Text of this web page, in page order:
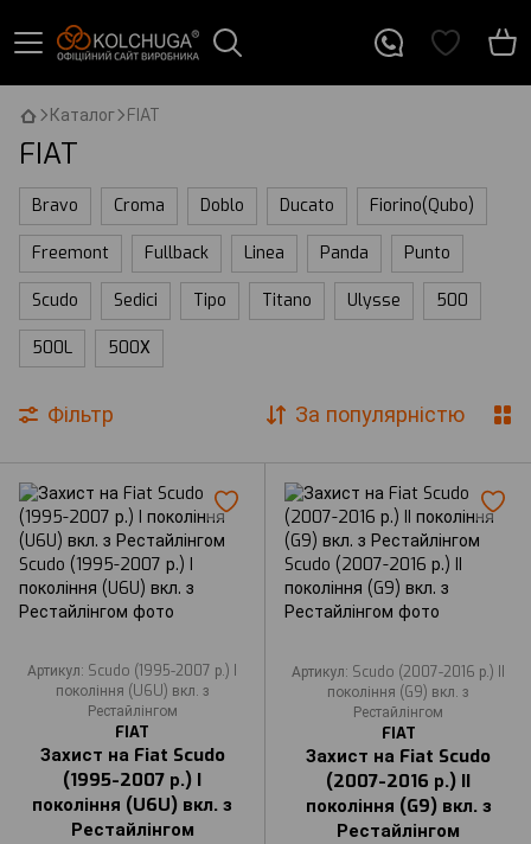
Каталог FIAT
FIAT
Bravo Croma Doblo Ducato Fiorino(Qubo)
Freemont Fullback Linea Panda Punto
Scudo Sedici Tipo Titano Ulysse 500
500L 500Х
Фільтр За популярністю
Артикул: Scudo (1995-2007 р.) I
покоління (U6U) вкл. з
Рестайлінгом
FIAT
Захист на Fiat Scudo
(1995-2007 р.) I
покоління (U6U) вкл. з
Рестайлінгом
Артикул: Scudo (2007-2016 р.) II
покоління (G9) вкл. з
Рестайлінгом
FIAT
Захист на Fiat Scudo
(2007-2016 р.) II
покоління (G9) вкл. з
Рестайлінгом